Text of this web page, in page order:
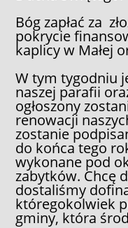
Bóg zapłać za
pokrycie
kaplicy w Małej
W tym tygodniu
naszej parafii
ogłoszony
renowacji
zostanie
do końca tego
wykonane pod
zabytków. Chcę
dostaliśmy
któregokolwiek
gminy, która